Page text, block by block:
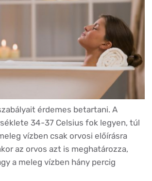
érdemes betartani. A
34-37 Celsius fok legyen, túl
vízben csak orvosi előírásra
az orvos azt is meghatározza,
a meleg vízben hány percig